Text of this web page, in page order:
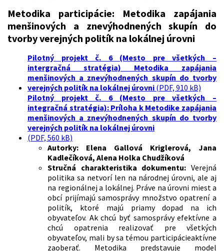
Metodika participácie: Metodika zapájania
menšinových a znevýhodnených skupín do
tvorby verejných politík na lokálnej úrovni
Pilotný projekt č. 6 (Mesto pre všetkých –
intergračná stratégia) Metodika zapájania
menšinových a znevýhodnených skupín do tvorby
verejných politík na lokálnej úrovni (PDF, 910 kB)
Pilotný projekt č. 6 (Mesto pre všetkých –
integračná stratégia): Príloha k Metodike zapájania
menšinových a znevýhodnených skupín do tvorby
verejných politík na lokálnej úrovni
(PDF, 560 kB)
Autorky: Elena Gallová Kriglerová, Jana
Kadlečíková, Alena Holka Chudžíková
Stručná charakteristika dokumentu: Verejná
politika sa netvorí len na národnej úrovni, ale aj
na regionálnej a lokálnej. Práve na úrovni miest a
obcí prijímajú samosprávy množstvo opatrení a
politík, ktoré majú priamy dopad na ich
obyvateľov. Ak chcú byť samosprávy efektívne a
chcú opatrenia realizovať pre všetkých
obyvateľov, mali by sa témou participácieaktívne
zaoberať. Metodika predstavuje model